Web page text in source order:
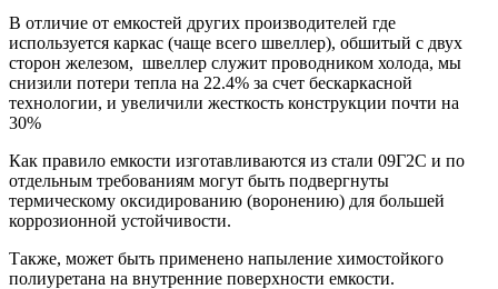
В отличие от емкостей других производителей где
используется каркас (чаще всего швеллер), обшитый с двух
сторон железом, швеллер служит проводником холода, мы
снизили потери тепла на 22.4% за счет бескаркасной
технологии, и увеличили жесткость конструкции почти на
30%
Как правило емкости изготавливаются из стали 09Г2С и по
отдельным требованиям могут быть подвергнуты
термическому оксидированию (воронению) для большей
коррозионной устойчивости.
Также, может быть применено напыление химостойкого
полиуретана на внутренние поверхности емкости.